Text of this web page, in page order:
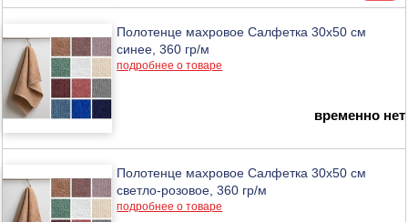
Полотенце махровое Салфетка 30х50 см
синее, 360 гр/м
подробнее о товаре
временно нет
Полотенце махровое Салфетка 30х50 см
светло-розовое, 360 гр/м
подробнее о товаре